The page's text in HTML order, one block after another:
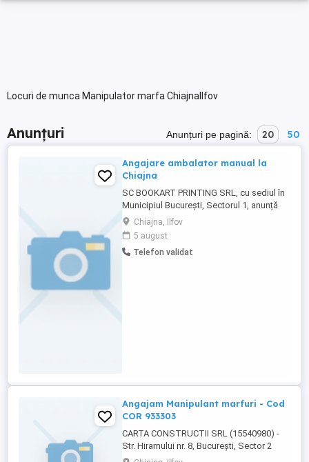
Locuri de munca Manipulator marfa ChiajnaIlfov
Anunțuri Anunțuri pe pagină: 20 50
Angajare ambalator manual la
Chiajna
SC BOOKART PRINTING SRL, cu sediul în
Municipiul București, Sectorul 1, anunță
inițierea procesului de recrutare pentru
ocuparea postului de ambalator manual,
cod COR 932101, pentru punctul de lucru
situat în Chiajna, județul Ilfov. Cerințe
Chiajna, Ilfov
5 august
Telefon validat
Angajam Manipulant marfuri - Cod
COR 933303
CARTA CONSTRUCTII SRL (15540980) -
Str. Hiramului nr. 8, București, Sector 2
Condiții: Limba engleză minim B1 Studii